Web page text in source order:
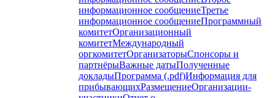
информационное сообщениеТретье
информационное сообщениеПрограммный
комитетОрганизационный
комитетМеждународный
оргкомитетОрганизаторыСпонсоры и
партнёрыВажные датыПолученные
докладыПрограмма (.pdf)Информация для
прибывающихРазмещениеОрганизации-